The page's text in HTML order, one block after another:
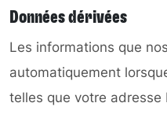
Données dérivées
Les informations que
automatiquement
telles que votre adresse